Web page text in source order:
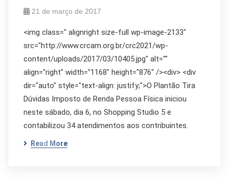
21 de março de 2017
<img class=" alignright size-full wp-image-2133"
src="http://www.crcam.org.br/crc2021/wp-
content/uploads/2017/03/10405.jpg" alt=""
align="right" width="1168" height="876" /><div> <div
dir="auto" style="text-align: justify;">O Plantão Tira
Dúvidas Imposto de Renda Pessoa Física iniciou
neste sábado, dia 6, no Shopping Studio 5 e
contabilizou 34 atendimentos aos contribuintes.
Read More